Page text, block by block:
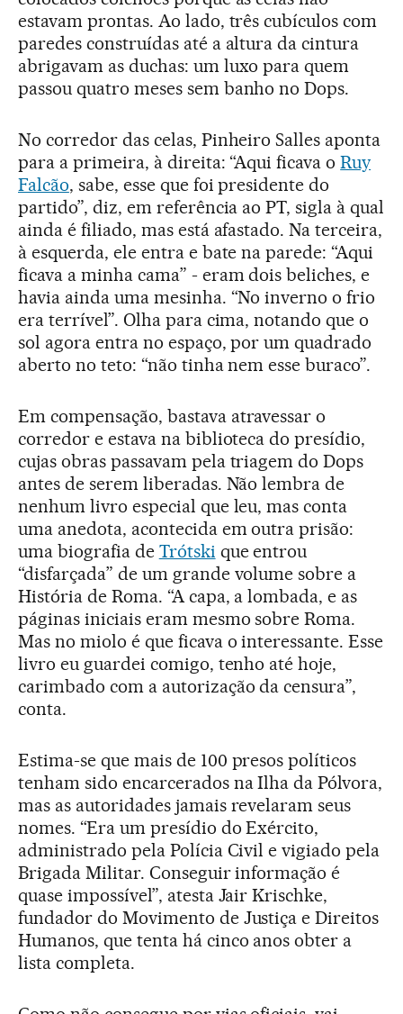
estavam prontas. Ao lado, três cubículos com
paredes construídas até a altura da cintura
abrigavam as duchas: um luxo para quem
passou quatro meses sem banho no Dops.
No corredor das celas, Pinheiro Salles aponta
para a primeira, à direita: “Aqui ficava oRuy
Falcão, sabe, esse que foi presidente do
partido”, diz, em referência ao PT, sigla à qual
ainda é filiado, mas está afastado. Na terceira,
à esquerda, ele entra e bate na parede: “Aqui
ficava a minha cama” - eram dois beliches, e
havia ainda uma mesinha. “No inverno o frio
era terrível”. Olha para cima, notando que o
sol agora entra no espaço, por um quadrado
aberto no teto: “não tinha nem esse buraco”.
Em compensação, bastava atravessar o
corredor e estava na biblioteca do presídio,
cujas obras passavam pela triagem do Dops
antes de serem liberadas. Não lembra de
nenhum livro especial que leu, mas conta
uma anedota, acontecida em outra prisão:
uma biografia de Trótski que entrou
“disfarçada” de um grande volume sobre a
História de Roma. “A capa, a lombada, e as
páginas iniciais eram mesmo sobre Roma.
Mas no miolo é que ficava o interessante. Esse
livro eu guardei comigo, tenho até hoje,
carimbado com a autorização da censura”,
conta.
Estima-se que mais de 100 presos políticos
tenham sido encarcerados na Ilha da Pólvora,
mas as autoridades jamais revelaram seus
nomes. “Era um presídio do Exército,
administrado pela Polícia Civil e vigiado pela
Brigada Militar. Conseguir informação é
quase impossível”, atesta Jair Krischke,
fundador do Movimento de Justiça e Direitos
Humanos, que tenta há cinco anos obter a
lista completa.